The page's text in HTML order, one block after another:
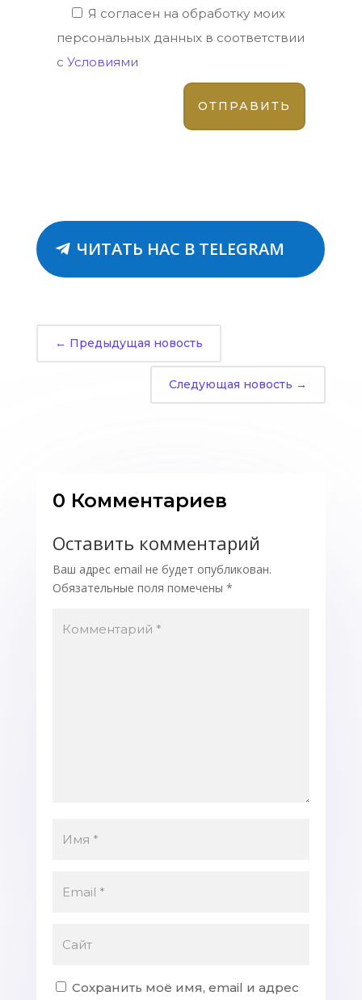
Я согласен на обработку моих
персональных данных в соответствии
с Условиями
ЧИТАТЬ НАС В TELEGRAM
← Предыдущая новость
Следующая новость →
0 Комментариев
Оставить комментарий
Ваш адрес email не будет опубликован.
Обязательные поля помечены *
Сохранить моё имя, email и адрес